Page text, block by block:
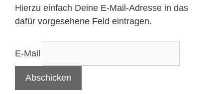
Hierzu einfach Deine E-Mail-Adresse in das
dafür vorgesehene Feld eintragen.
E-Mail